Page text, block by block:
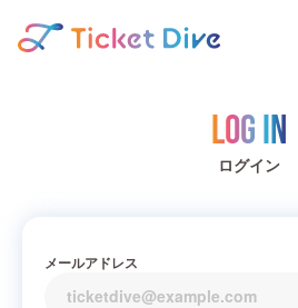
Log in
ログイン
メールアドレス